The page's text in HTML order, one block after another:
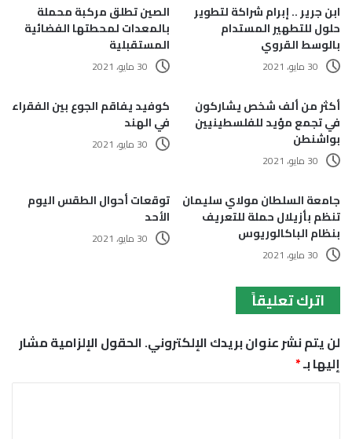
ابن جرير .. إبرام شراكة لتطوير
حلول للتطهير المستدام
بالوسط القروي
30 مايو، 2021
الصين تطلق مركبة محملة
بالمعدات لمحطتها الفضائية
المستقبلية
30 مايو، 2021
أكثر من ألف شخص يشاركون
في تجمع مؤيد للفلسطينيين
بواشنطن
30 مايو، 2021
كوفيد يفاقم الجوع بين الفقراء
في الهند
30 مايو، 2021
جامعة السلطان مولاي سليمان
تنظم بأزيلال حملة للتعريف
بنظام الباكالوريوس
30 مايو، 2021
توقعات أحوال الطقس اليوم
الأحد
30 مايو، 2021
اترك تعليقاً
لن يتم نشر عنوان بريدك الإلكتروني.الحقول الإلزامية مشار
إليها بـ*